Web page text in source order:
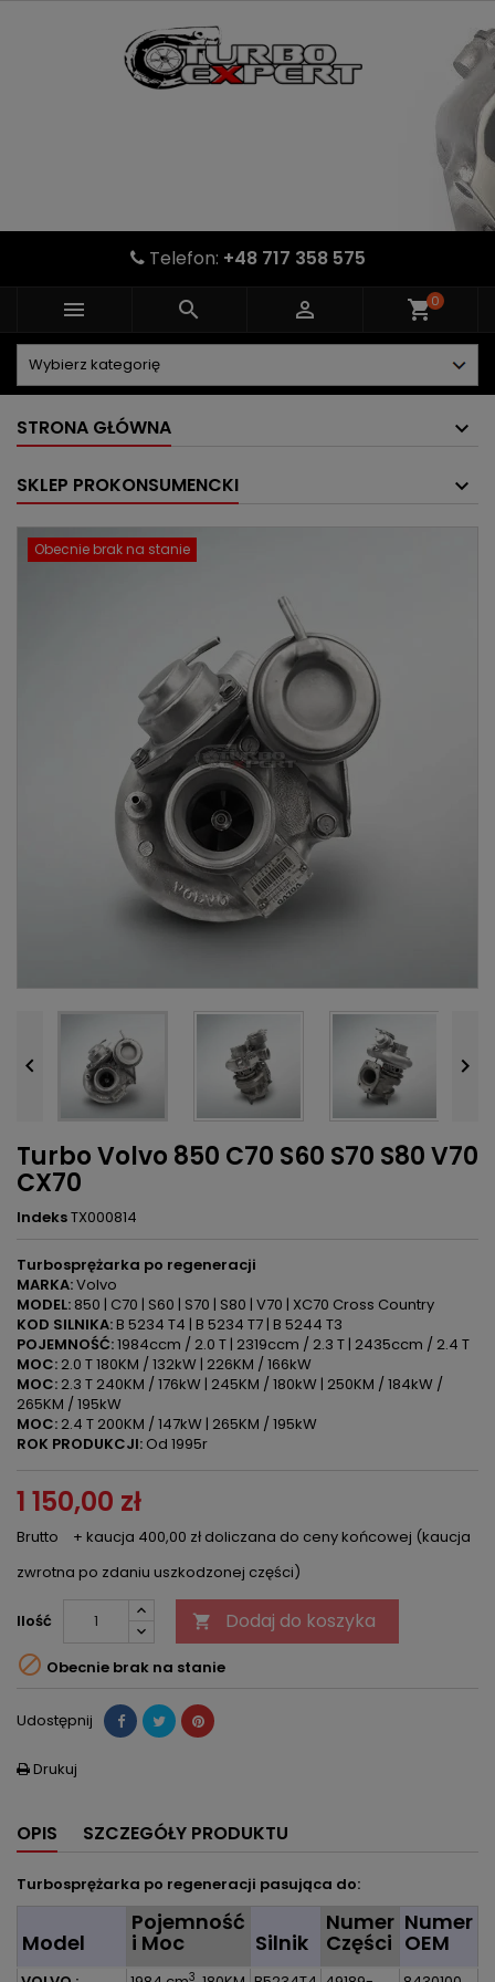
Telefon: +48 717 358 575
   shopping_cart0
STRONA GŁÓWNA
SKLEP PROKONSUMENCKI
Obecnie brak na stanie
 
Turbo Volvo 850 C70 S60 S70 S80 V70
CX70
IndeksTX000814
Turbosprężarka po regeneracji
MARKA:Volvo
MODEL: 850 | C70 | S60 | S70 | S80 | V70 | XC70 Cross Country
KOD SILNIKA:B 5234 T4 | B 5234 T7 | B 5244 T3
POJEMNOŚĆ:1984ccm / 2.0 T | 2319ccm / 2.3 T | 2435ccm / 2.4 T
MOC: 2.0 T 180KM / 132kW | 226KM / 166kW
MOC: 2.3 T 240KM / 176kW | 245KM / 180kW | 250KM / 184kW /
265KM / 195kW
MOC: 2.4 T 200KM / 147kW | 265KM / 195kW
ROK PRODUKCJI: Od 1995r
1 150,00 zł
Brutto
+ kaucja 400,00 zł doliczana do ceny końcowej (kaucja
zwrotna po zdaniu uszkodzonej części)
Ilość  Dodaj do koszyka
 Obecnie brak na stanie
Udostępnij
 Drukuj
OPIS SZCZEGÓŁY PRODUKTU
Turbosprężarka po regeneracji pasująca do:
Model
Pojemność
i Moc Silnik
Numer
Części
Numer
OEM
3